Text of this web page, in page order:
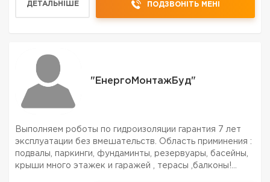
ДЕТАЛЬНІШЕ ПОДЗВОНІТЬ МЕНІ
"ЕнергоМонтажБуд"
Выполняем роботы по гидроизоляции гарантия 7 лет
эксплуатации без вмешательств. Область приминения :
подвалы, паркинги, фундаминты, резервуары, басейны,
крыши много этажек и гаражей , терасы ,балконы!